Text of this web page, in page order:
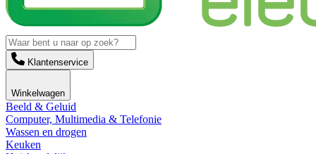
Klantenservice
Winkelwagen
Beeld & Geluid
Computer, Multimedia & Telefonie
Wassen en drogen
Keuken